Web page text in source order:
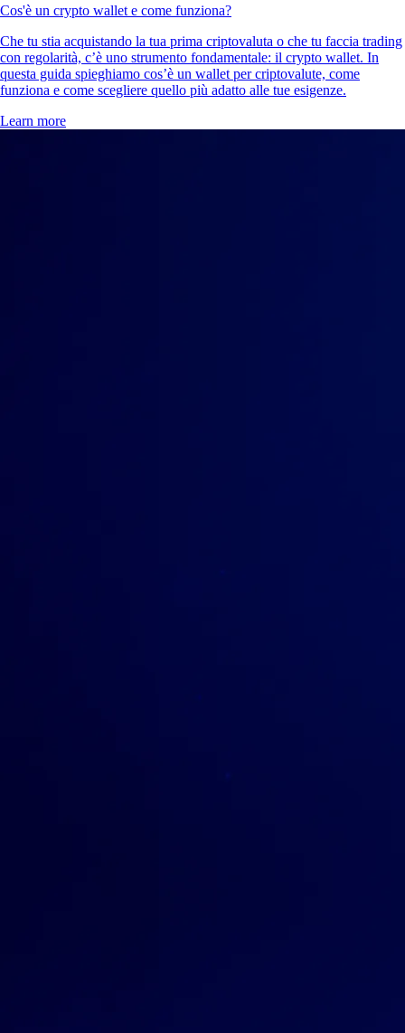
Cos'è un crypto wallet e come funziona?
Che tu stia acquistando la tua prima criptovaluta o che tu faccia trading
con regolarità, c’è uno strumento fondamentale: il crypto wallet. In
questa guida spieghiamo cos’è un wallet per criptovalute, come
funziona e come scegliere quello più adatto alle tue esigenze.
Learn more